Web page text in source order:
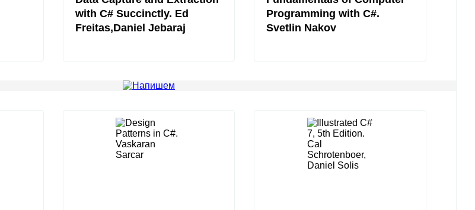
with C# Succinctly. Ed
Freitas,Daniel Jebaraj
Programming with C#.
Svetlin Nakov